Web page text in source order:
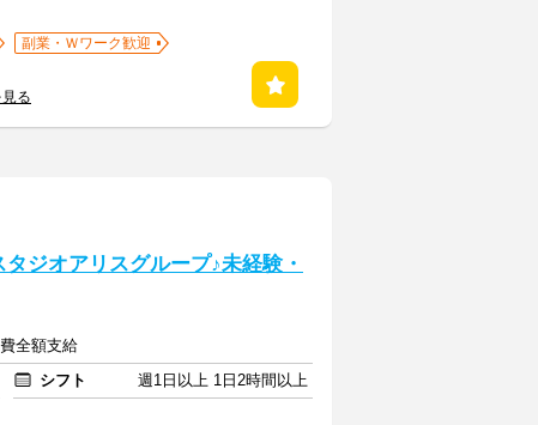
副業・Ｗワーク歓迎
る
ジオアリスグループ♪未経験・
全額支給
シフト
週1日以上 1日2時間以上